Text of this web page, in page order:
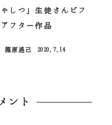
ゃしつ」生徒さんビフ
アフター作品
篠原遙己
2020.7.14
ント